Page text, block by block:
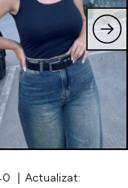
| Actualizat: